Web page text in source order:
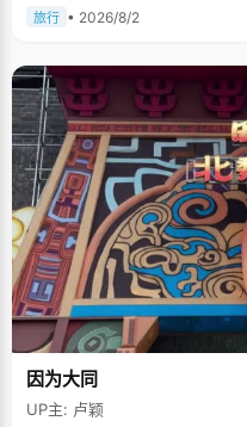
旅行 • 2026/8/2
因为大同
UP主: 卢颖